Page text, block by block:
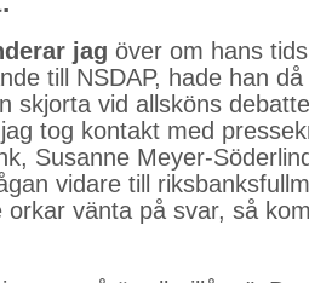
jag över om hans
till NSDAP, hade han
skjorta vid allsköns
tog kontakt med
Susanne Meyer-
vidare till
orkar vänta på svar, så